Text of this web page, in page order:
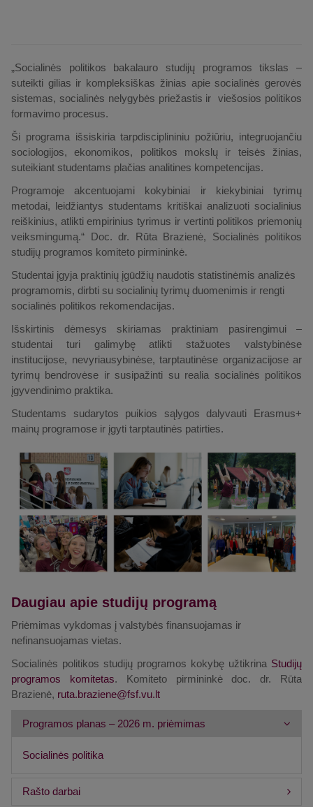
„Socialinės politikos bakalauro studijų programos tikslas –
suteikti gilias ir kompleksiškas žinias apie socialinės gerovės
sistemas, socialinės nelygybės priežastis ir viešosios politikos
formavimo procesus.
Ši programa išsiskiria tarpdisciplininiu požiūriu, integruojančiu
sociologijos, ekonomikos, politikos mokslų ir teisės žinias,
suteikiant studentams plačias analitines kompetencijas.
Programoje akcentuojami kokybiniai ir kiekybiniai tyrimų
metodai, leidžiantys studentams kritiškai analizuoti socialinius
reiškinius, atlikti empirinius tyrimus ir vertinti politikos priemonių
veiksmingumą.“ Doc. dr. Rūta Brazienė, Socialinės politikos
studijų programos komiteto pirmininkė.
Studentai įgyja praktinių įgūdžių naudotis statistinėmis analizės
programomis, dirbti su socialinių tyrimų duomenimis ir rengti
socialinės politikos rekomendacijas.
Išskirtinis dėmesys skiriamas praktiniam pasirengimui –
studentai turi galimybę atlikti stažuotes valstybinėse
institucijose, nevyriausybinėse, tarptautinėse organizacijose ar
tyrimų bendrovėse ir susipažinti su realia socialinės politikos
įgyvendinimo praktika.
Studentams sudarytos puikios sąlygos dalyvauti Erasmus+
mainų programose ir įgyti tarptautinės patirties.
Daugiau apie studijų programą
Priėmimas vykdomas į valstybės finansuojamas ir
nefinansuojamas vietas.
Socialinės politikos studijų programos kokybę užtikrina Studijų
programos komitetas. Komitetopirmininkė doc. dr. Rūta
Brazienė,
Programos planas – 2026 m. priėmimas
Socialinės politika
Rašto darbai